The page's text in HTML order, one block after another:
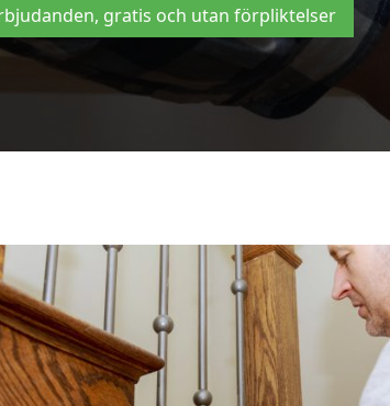
gratis och utan förpliktelser